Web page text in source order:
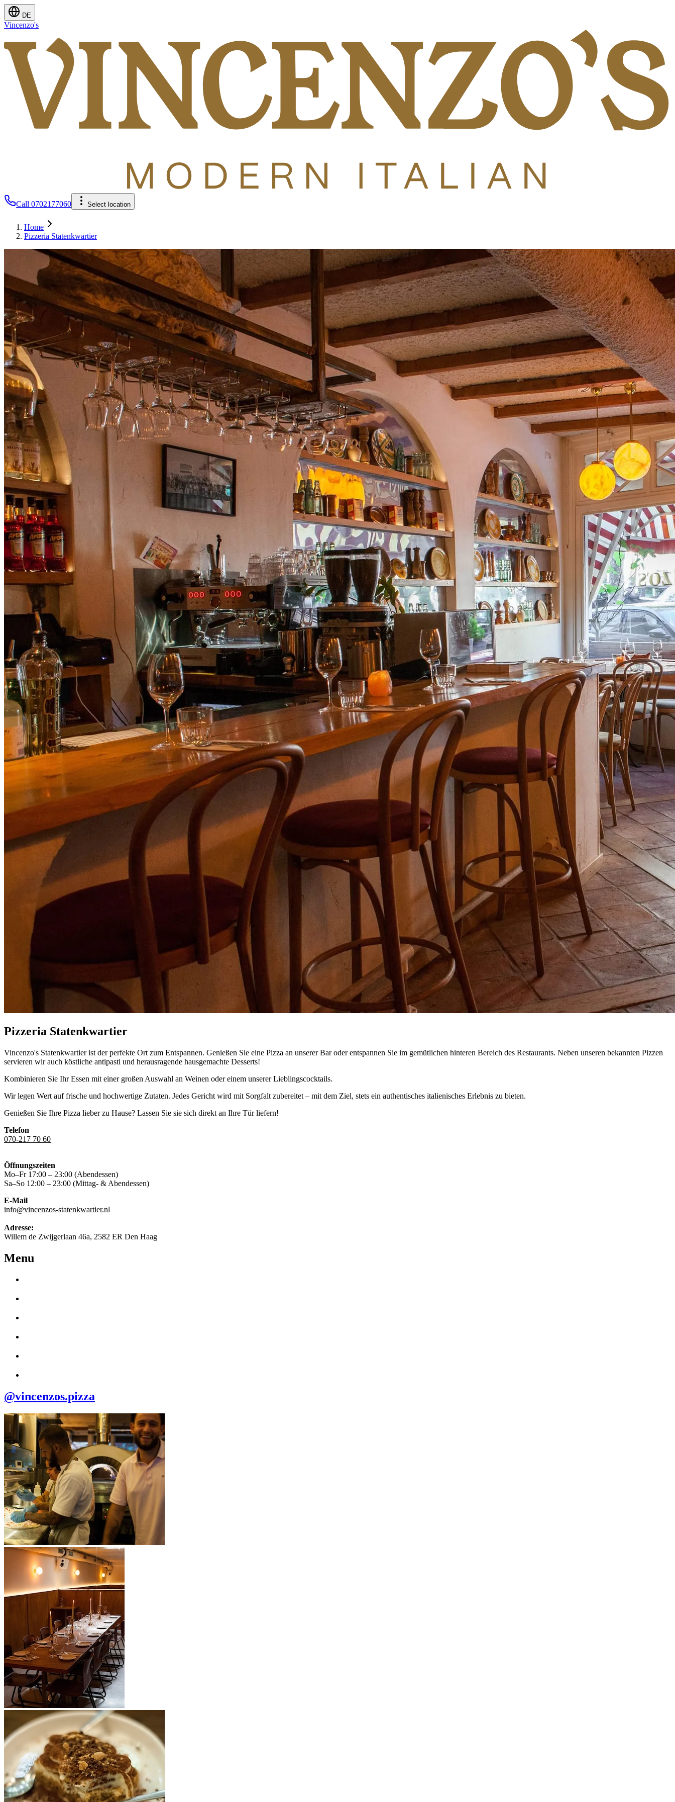
DE
Vincenzo's
Call 0702177060 Select location
Home
Pizzeria Statenkwartier
Pizzeria Statenkwartier
Vincenzo's Statenkwartier ist der perfekte Ort zum Entspannen. Genießen Sie eine Pizza an unserer Bar oder entspannen Sie im gemütlichen hinteren Bereich des Restaurants. Neben unseren bekannten Pizzen
servieren wir auch köstliche antipasti und herausragende hausgemachte Desserts!
Kombinieren Sie Ihr Essen mit einer großen Auswahl an Weinen oder einem unserer Lieblingscocktails.
Wir legen Wert auf frische und hochwertige Zutaten. Jedes Gericht wird mit Sorgfalt zubereitet – mit dem Ziel, stets ein authentisches italienisches Erlebnis zu bieten.
Genießen Sie Ihre Pizza lieber zu Hause? Lassen Sie sie sich direkt an Ihre Tür liefern!
Telefon
070-217 70 60
Öffnungszeiten
Mo–Fr 17:00 – 23:00 (Abendessen)
Sa–So 12:00 – 23:00 (Mittag- & Abendessen)
E-Mail
info@vincenzos-statenkwartier.nl
Adresse:
Willem de Zwijgerlaan 46a, 2582 ER Den Haag
Menu
@vincenzos.pizza